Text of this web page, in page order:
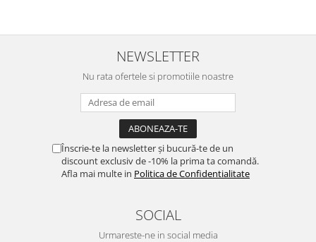
NEWSLETTER
Nu rata ofertele si promotiile noastre
Înscrie-te la newsletter și bucură-te de un
discount exclusiv de -10% la prima ta comandă.
Afla mai multe in Politica de Confidentialitate
SOCIAL
Urmareste-ne in social media